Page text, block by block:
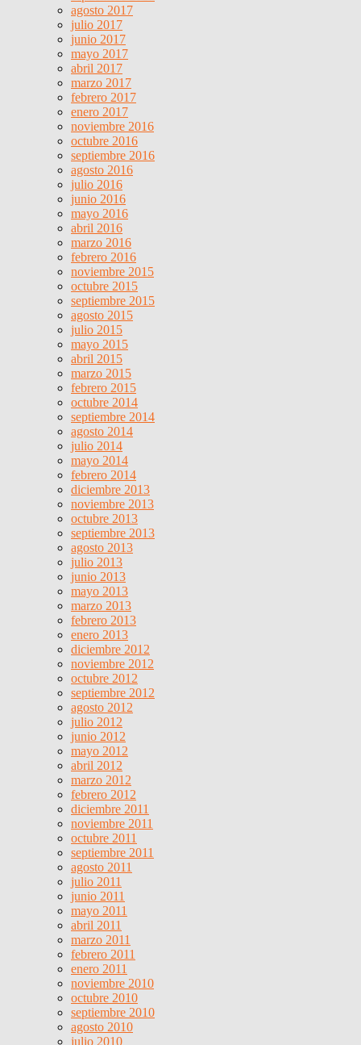
agosto 2017
julio 2017
junio 2017
mayo 2017
abril 2017
marzo 2017
febrero 2017
enero 2017
noviembre 2016
octubre 2016
septiembre 2016
agosto 2016
julio 2016
junio 2016
mayo 2016
abril 2016
marzo 2016
febrero 2016
noviembre 2015
octubre 2015
septiembre 2015
agosto 2015
julio 2015
mayo 2015
abril 2015
marzo 2015
febrero 2015
octubre 2014
septiembre 2014
agosto 2014
julio 2014
mayo 2014
febrero 2014
diciembre 2013
noviembre 2013
octubre 2013
septiembre 2013
agosto 2013
julio 2013
junio 2013
mayo 2013
marzo 2013
febrero 2013
enero 2013
diciembre 2012
noviembre 2012
octubre 2012
septiembre 2012
agosto 2012
julio 2012
junio 2012
mayo 2012
abril 2012
marzo 2012
febrero 2012
diciembre 2011
noviembre 2011
octubre 2011
septiembre 2011
agosto 2011
julio 2011
junio 2011
mayo 2011
abril 2011
marzo 2011
febrero 2011
enero 2011
noviembre 2010
octubre 2010
septiembre 2010
agosto 2010
julio 2010